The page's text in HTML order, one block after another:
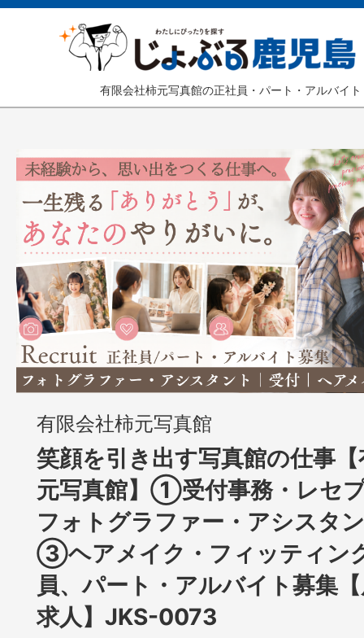
有限会社柿元写真館の正社員・パート・アルバイ
有限会社柿元写真館
笑顔を引き出す写真館の仕事
元写真館】①受付事務・レセ
フォトグラファー・アシスタ
③ヘアメイク・フィッティン
員、パート・アルバイト募集
求人】JKS-0073